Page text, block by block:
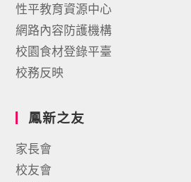
性平教育資源中心
網路內容防護機構
校園食材登錄平臺
校務反映
鳳新之友
家長會
校友會